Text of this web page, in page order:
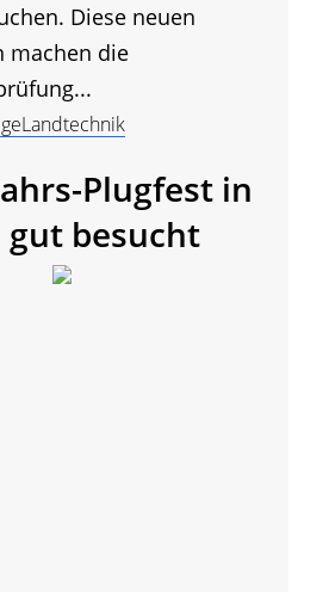
Diese neuen
machen die
Plugfest in
gut besucht